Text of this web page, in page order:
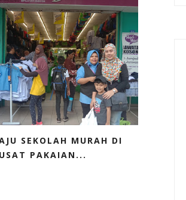
SEKOLAH MURAH DI
PAKAIAN...